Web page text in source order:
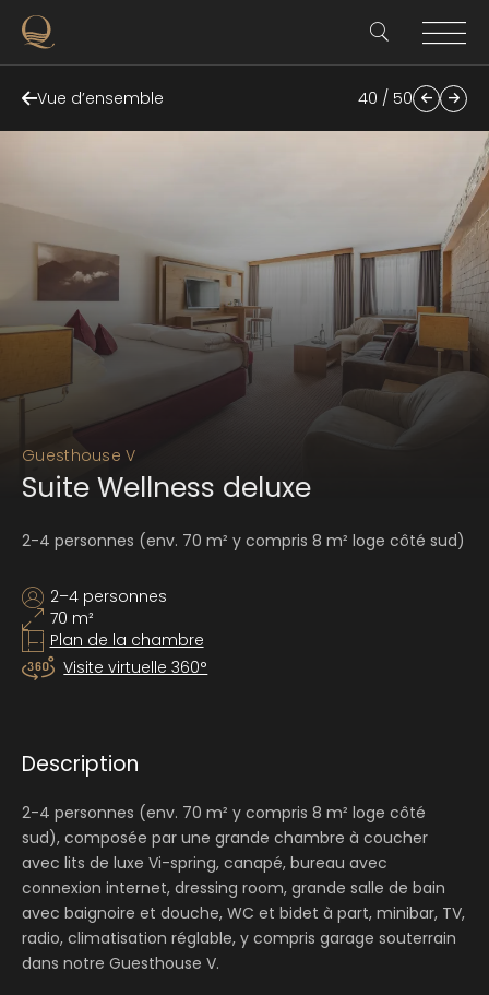
Vue d’ensemble 40 / 50
Guesthouse V
Suite Wellness deluxe
2-4 personnes (env. 70 m² y compris 8 m² loge côté sud)
2–4 personnes
70 m²
Plan de la chambre
Visite virtuelle 360°
Description
2-4 personnes (env. 70 m² y compris 8 m² loge côté
sud), composée par une grande chambre à coucher
avec lits de luxe Vi-spring, canapé, bureau avec
connexion internet, dressing room, grande salle de bain
avec baignoire et douche, WC et bidet à part, minibar, TV,
radio, climatisation réglable, y compris garage souterrain
dans notre Guesthouse V.